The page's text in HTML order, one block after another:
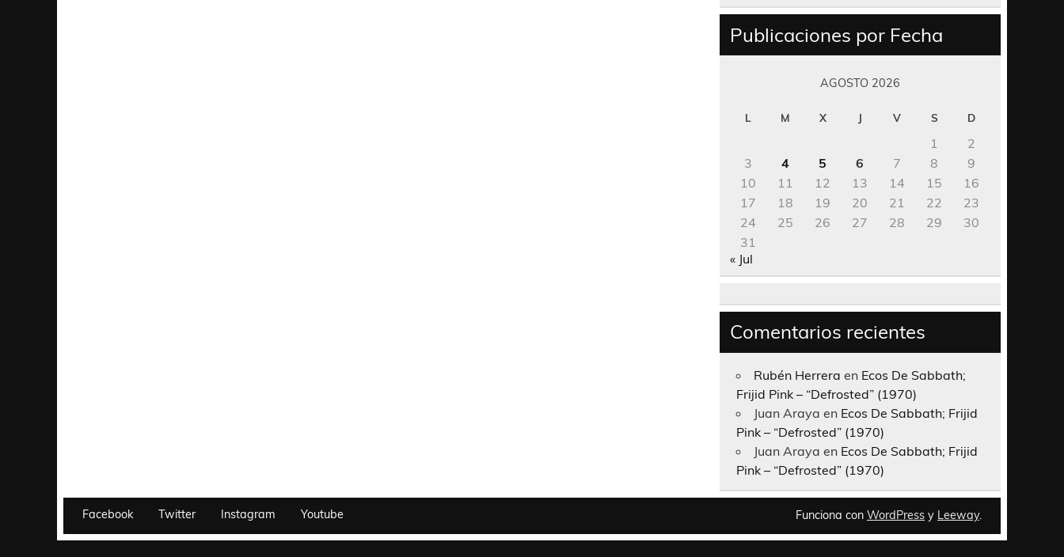
Publicaciones por Fecha
AGOSTO 2026
L M X J V S D
1
2
3
4 5 6 7 8
9
10
11 12 13 14 15
16
17
18 19 20 21 22
23
24
25 26 27 28 29
30
31
« Jul
Comentarios recientes
Rubén Herrera en Ecos De Sabbath;
Frijid Pink – “Defrosted” (1970)
Juan Araya en Ecos De Sabbath; Frijid
Pink – “Defrosted” (1970)
Juan Araya en Ecos De Sabbath; Frijid
Pink – “Defrosted” (1970)
Facebook Twitter Instagram Youtube Funciona con WordPress y Leeway.